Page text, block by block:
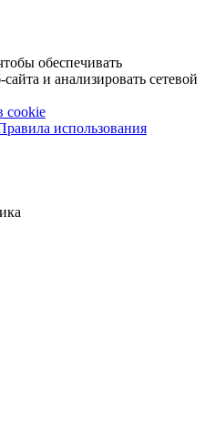
обеспечивать
и анализировать сетевой
cookie
использования